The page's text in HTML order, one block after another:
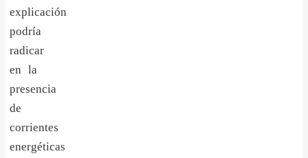
explicación
podría
radicar
en la
presencia
de
corrientes
energéticas